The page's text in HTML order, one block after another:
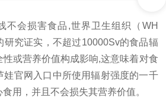
不会损害食品,世界卫生组织（WH
研究证实，不超过10000Sv的食品辐
或营养价值构成影响,这意味着对食
娃官网入口中所使用辐射强度的一千
用，并且不会损失其营养价值。